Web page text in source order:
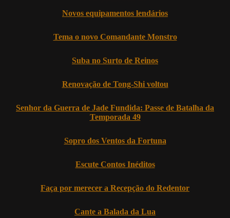
Novos equipamentos lendários
Tema o novo Comandante Monstro
Suba no Surto de Reinos
Renovação de Tong-Shi voltou
Senhor da Guerra de Jade Fundida: Passe de Batalha da
Temporada 49
Sopro dos Ventos da Fortuna
Escute Contos Inéditos
Faça por merecer a Recepção do Redentor
Cante a Balada da Lua